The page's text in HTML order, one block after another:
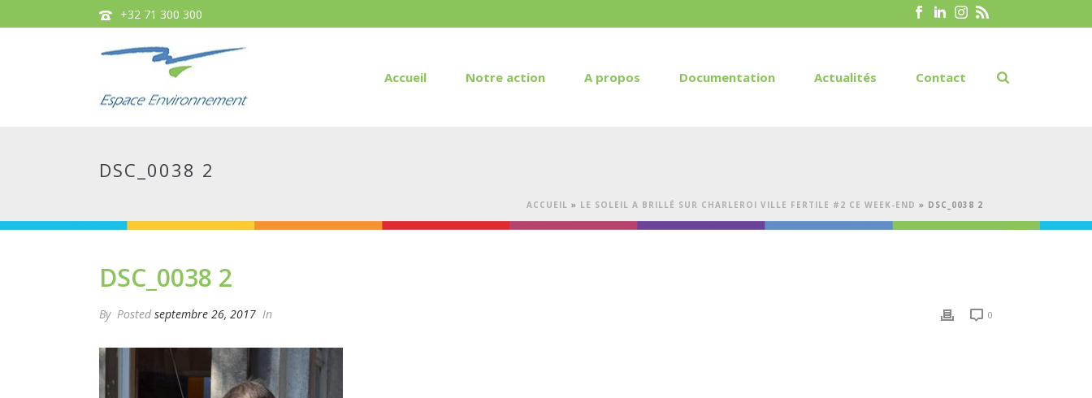
+32 71 300 300
Accueil Notre action A propos Documentation Actualités Contact
DSC_0038 2
ACCUEIL » LE SOLEIL A BRILLÉ SUR CHARLEROI VILLE FERTILE #2 CE WEEK-END » DSC_0038 2
DSC_0038 2
By Posted septembre 26, 2017 In 0